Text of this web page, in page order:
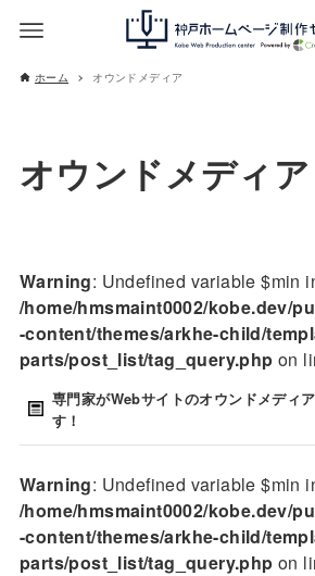
ホーム オウンドメディア
オウンドメディア
Warning: Undefined variable $min
/home/hmsmaint0002/kobe.dev/
-content/themes/arkhe-child/
parts/post_list/tag_query.php on
専門家がWebサイトのオウンドメディ
す！
Warning: Undefined variable $min
/home/hmsmaint0002/kobe.dev/
-content/themes/arkhe-child/
parts/post_list/tag_query.php on